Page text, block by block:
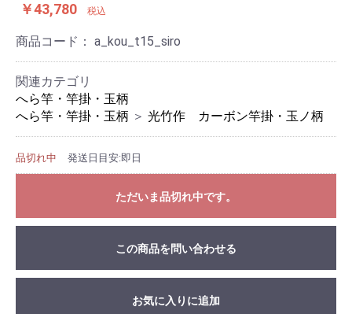
￥43,780 税込
商品コード： a_kou_t15_siro
関連カテゴリ
へら竿・竿掛・玉柄
へら竿・竿掛・玉柄 ＞ 光竹作 カーボン竿掛・玉ノ柄
品切れ中 発送日目安:即日
ただいま品切れ中です。
この商品を問い合わせる
お気に入りに追加